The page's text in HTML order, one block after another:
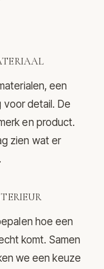
een
detail. De
en product.
zien wat er
hoe een
komt. Samen
we een keuze